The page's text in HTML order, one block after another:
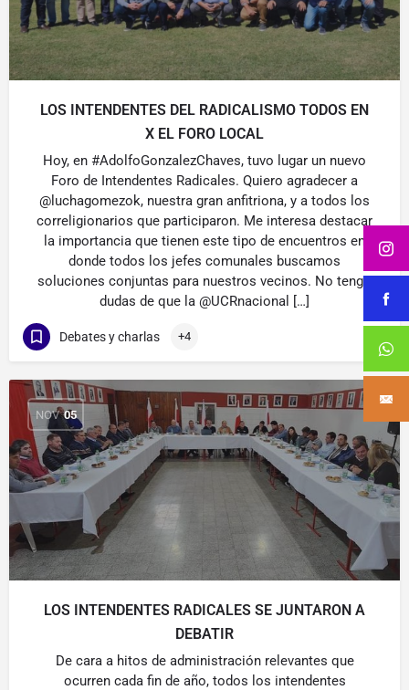
LOS INTENDENTES DEL RADICALISMO TODOS EN
X EL FORO LOCAL
Hoy, en #AdolfoGonzalezChaves, tuvo lugar un nuevo
Foro de Intendentes Radicales. Quiero agradecer a
@luchagomezok, nuestra gran anfitriona, y a todos los
correligionarios que participaron. Me interesa destacar
la importancia que tienen este tipo de encuentros en
donde todos los jefes comunales buscamos
soluciones conjuntas para nuestros vecinos. No tengo
dudas de que la @UCRnacional […]
Debates y charlas +4
NOV 05
LOS INTENDENTES RADICALES SE JUNTARON A
DEBATIR
De cara a hitos de administración relevantes que
ocurren cada fin de año, todos los intendentes